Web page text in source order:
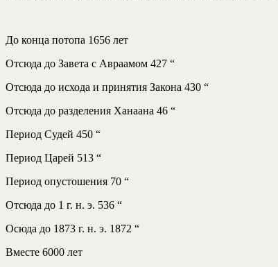
До конца потопа 1656 лет
Отсюда до Завета с Авраамом 427 “
Отсюда до исхода и принятия Закона 430 “
Отсюда до разделения Ханаана 46 “
Период Судей 450 “
Период Царей 513 “
Период опустошения 70 “
Отсюда до 1 г. н. э. 536 “
Осюда до 1873 г. н. э. 1872 “
Вместе 6000 лет